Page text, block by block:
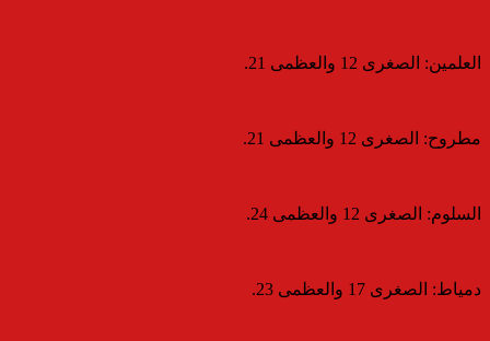
​العلمين: الصغرى 12 والعظمى 21.
​مطروح: الصغرى 12 والعظمى 21.
​السلوم: الصغرى 12 والعظمى 24.
​دمياط: الصغرى 17 والعظمى 23.